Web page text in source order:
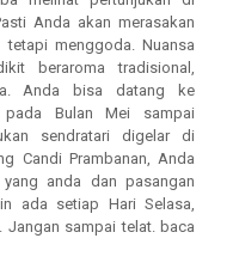
Anda akan merasakan
menggoda. Nuansa
beraroma tradisional,
Anda bisa datang ke
pada Bulan Mei sampai
sendratari digelar di
Candi Prambanan, Anda
anda dan pasangan
ada setiap Hari Selasa,
Jangan sampai telat. baca